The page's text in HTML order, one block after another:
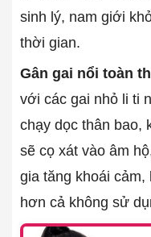
sinh lý, nam giới
thời gian.
Gân gai nổi toàn
với các gai nhỏ li ti
chạy dọc thân bao,
sẽ cọ xát vào âm
gia tăng khoái
hơn cả không sử